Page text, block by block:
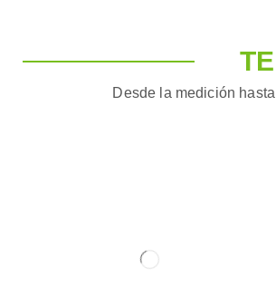
Desde la medición